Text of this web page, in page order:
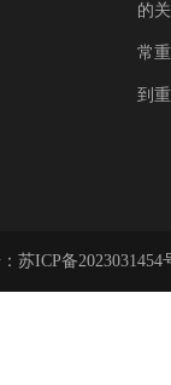
的
常
到
苏ICP备2023031454